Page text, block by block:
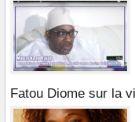
Fatou Diome sur la